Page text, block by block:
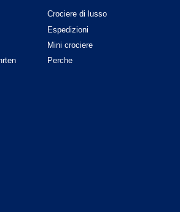
Crociere di lusso
Espedizioni
Mini crociere
Perche